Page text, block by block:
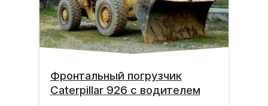
Фронтальный погрузчик
Caterpillar 926 с водителем